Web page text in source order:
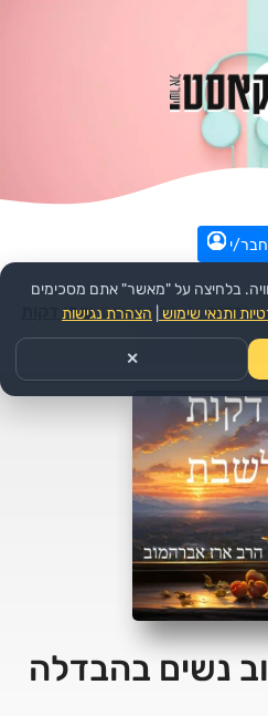
י
יהדות >>הפודקאסט: שתי דקות
בלחיצה על "מאשר" אתם מסכימים
ותנאי שימוש הצהרת נגישות
✕